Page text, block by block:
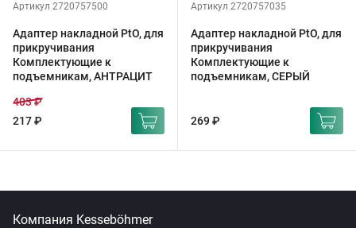
Артикул 2720757500
Адаптер накладной PtO, для
прикручивания
Комплектующие к
подъемникам, АНТРАЦИТ
217 ₽
403 ₽
Артикул 2720757035
Адаптер накладной PtO, для
прикручивания
Комплектующие к
подъемникам, СЕРЫЙ
269 ₽
Компания Kesseböhmer